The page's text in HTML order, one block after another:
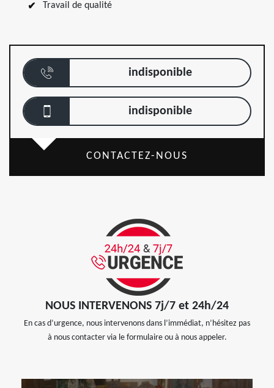
Travail de qualité
indisponible
indisponible
CONTACTEZ-NOUS
NOUS INTERVENONS 7j/7 et 24h/24
En cas d’urgence, nous intervenons dans l’immédiat, n’hésitez pas
à nous contacter via le formulaire ou à nous appeler.